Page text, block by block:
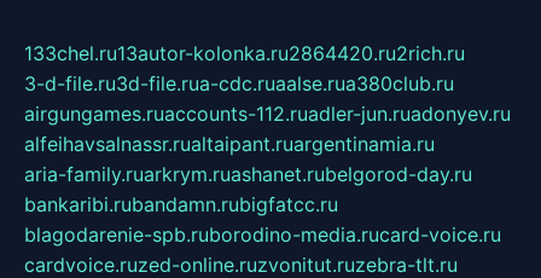
133chel.ru13autor-kolonka.ru2864420.ru2rich.ru
3-d-file.ru3d-file.rua-cdc.ruaalse.rua380club.ru
airgungames.ruaccounts-112.ruadler-jun.ruadonyev.ru
alfeihavsalnassr.rualtaipant.ruargentinamia.ru
aria-family.ruarkrym.ruashanet.rubelgorod-day.ru
bankaribi.rubandamn.rubigfatcc.ru
blagodarenie-spb.ruborodino-media.rucard-voice.ru
cardvoice.ruzed-online.ruzvonitut.ruzebra-tlt.ru